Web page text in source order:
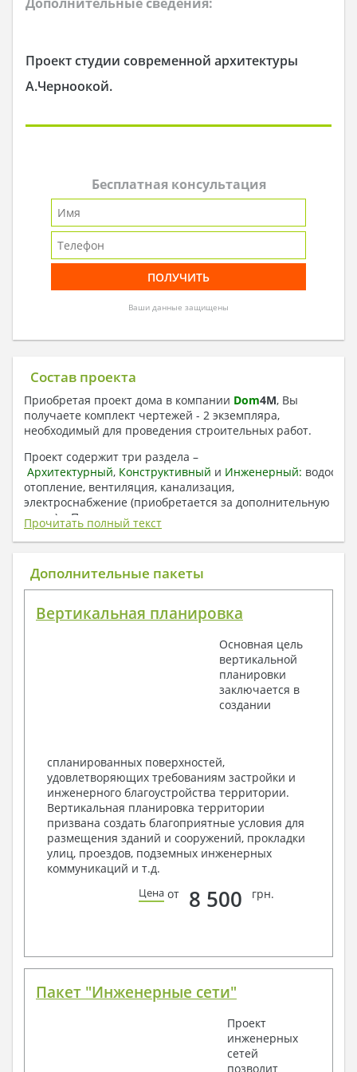
Проект студии современной архитектуры
А.Черноокой.
Бесплатная консультация
Ваши данные защищены
Состав проекта
Приобретая проект дома в компании Dom4M, Вы
получаете комплект чертежей - 2 экземпляра,
необходимый для проведения строительных работ.
Проект содержит три раздела –
Архитектурный, Конструктивный и Инженерный:
отопление, вентиляция, канализация,
электроснабжение (приобретается за дополнительную
плату) + Пояснительная записка.
1. Архитектурный раздел:
Общие данные по проекту
Поэтажные маркировочные планы с
Разрезы и состав конструкций
Фасады с ведомостью внешних отделок
Элементы проемов – спецификация
Ведомость перемычек – сечения и
Архитектурные узлы в конструкциях
2. Конструктивный раздел:
Общие данные по проекту
Схемы расположения и расчеты фундаментов
Элементы каркаса – схемы расположения
Схема расположения перекрытий
Опоры перекрытия на стены или Узлы
Элементы кровли – схемы расположения
3. Инженерный раздел (приобретается по желанию
за дополнительную плату):
Условные обозначения с общими данными
Поэтажная система водоснабжения и
Прочитать полный текст
Дополнительные пакеты
Вертикальная планировка
Основная цель
вертикальной
планировки
заключается в
создании
спланированных поверхностей,
удовлетворяющих требованиям застройки и
инженерного благоустройства территории.
Вертикальная планировка территории
призвана создать благоприятные условия для
размещения зданий и сооружений, прокладки
улиц, проездов, подземных инженерных
коммуникаций и т.д.
Цена от 8 500 грн.
Пакет "Инженерные сети"
Проект
инженерных
сетей
позволит